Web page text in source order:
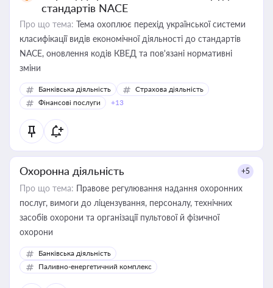
стандартів NACE
Про що тема: Тема охоплює перехід української системи
класифікації видів економічної діяльності до стандартів
NACE, оновлення кодів КВЕД та пов'язані нормативні
зміни
Банківська діяльність
Страхова діяльність
Фінансові послуги
+13
Охоронна діяльність +5
Про що тема: Правове регулювання надання охоронних
послуг, вимоги до ліцензування, персоналу, технічних
засобів охорони та організації пультової й фізичної
охорони
Банківська діяльність
Паливно-енергетичний комплекс